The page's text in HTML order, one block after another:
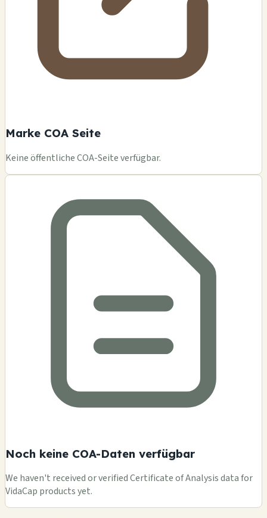
Marke COA Seite
Keine öffentliche COA-Seite verfügbar.
Noch keine COA-Daten verfügbar
We haven't received or verified Certificate of Analysis data for
VidaCap products yet.